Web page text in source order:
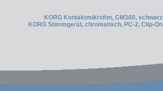
KORG Kontaktmikrofon, CM300, schwarz
KORG Stimmgerät, chromatisch, PC-2, Clip-On